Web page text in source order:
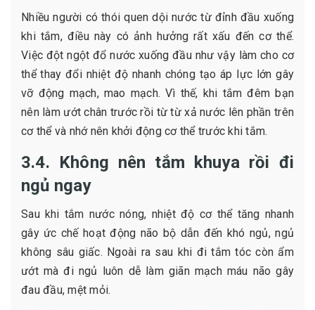
Nhiều người có thói quen dội nước từ đỉnh đầu xuống
khi tắm, điều này có ảnh hưởng rất xấu đến cơ thể.
Việc đột ngột đổ nước xuống đầu như vậy làm cho cơ
thể thay đổi nhiệt độ nhanh chóng tạo áp lực lớn gây
vỡ động mạch, mao mạch. Vì thế, khi tắm đêm bạn
nên làm ướt chân trước rồi từ từ xả nước lên phần trên
cơ thể và nhớ nên khởi động cơ thể trước khi tắm.
3.4. Không nên tắm khuya rồi đi
ngủ ngay
Sau khi tắm nước nóng, nhiệt độ cơ thể tăng nhanh
gây ức chế hoạt động não bộ dẫn đến khó ngủ, ngủ
không sâu giấc. Ngoài ra sau khi đi tắm tóc còn ẩm
ướt mà đi ngủ luôn dễ làm giãn mạch máu não gây
đau đầu, mệt mỏi.